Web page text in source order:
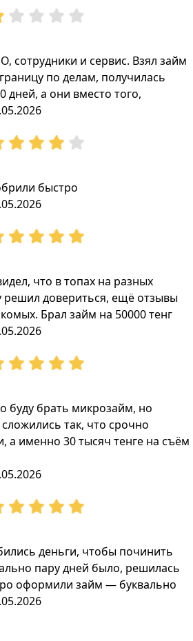
сотрудники и сервис. Взял займ
по делам, получилась
дней, а они вместо того,
быстро
что в топах на разных
решил довериться, ещё отзывы
Брал займ на 50000 тенг
буду брать микрозайм, но
так, что срочно
а именно 30 тысяч тенге на съём
деньги, чтобы починить
пару дней было, решилась
оформили займ — буквально